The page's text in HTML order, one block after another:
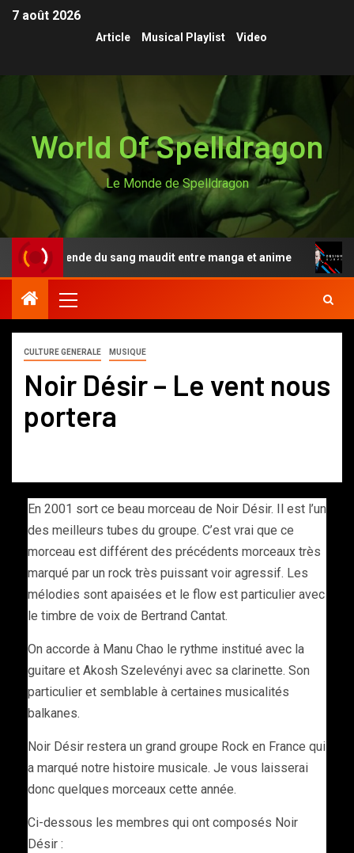
7 août 2026
Article Musical Playlist Video
World Of Spelldragon
Le Monde de Spelldragon
la légende du sang maudit entre manga et anime
CULTURE GENERALE MUSIQUE
Noir Désir – Le vent nous
portera
En 2001 sort ce beau morceau de Noir Désir. Il est l’un
des meilleurs tubes du groupe. C’est vrai que ce
morceau est différent des précédents morceaux très
marqué par un rock très puissant voir agressif. Les
mélodies sont apaisées et le flow est particulier avec
le timbre de voix de Bertrand Cantat.
On accorde à Manu Chao le rythme institué avec la
guitare et Akosh Szelevényi avec sa clarinette. Son
particulier et semblable à certaines musicalités
balkanes.
Noir Désir restera un grand groupe Rock en France qui
a marqué notre histoire musicale. Je vous laisserai
donc quelques morceaux cette année.
Ci-dessous les membres qui ont composés Noir
Désir :